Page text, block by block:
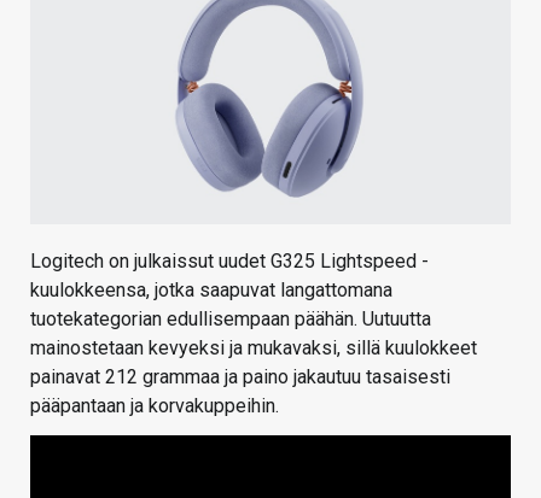
Logitech on julkaissut uudet G325 Lightspeed -
kuulokkeensa, jotka saapuvat langattomana
tuotekategorian edullisempaan päähän. Uutuutta
mainostetaan kevyeksi ja mukavaksi, sillä kuulokkeet
painavat 212 grammaa ja paino jakautuu tasaisesti
pääpantaan ja korvakuppeihin.